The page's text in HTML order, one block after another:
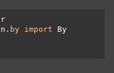
by import